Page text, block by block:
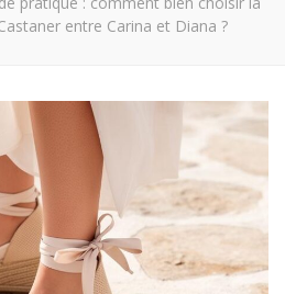
entre Carina et Diana ?